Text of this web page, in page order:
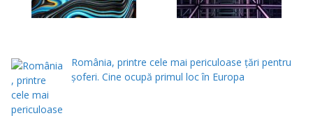
România, printre cele mai periculoase țări pentru
șoferi. Cine ocupă primul loc în Europa